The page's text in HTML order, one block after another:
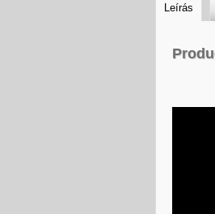
Leírás